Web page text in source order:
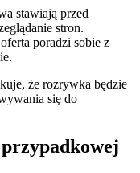
stawiają przed
stron.
poradzi sobie z
że rozrywka będzie
się do